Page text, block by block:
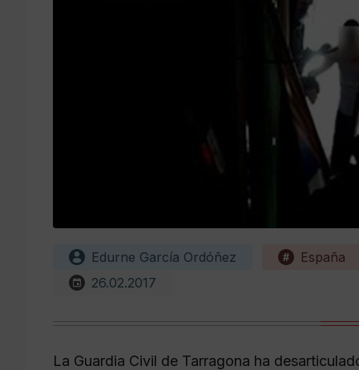
Edurne García Ordóñez
España
26.02.2017
La Guardia Civil de Tarragona ha